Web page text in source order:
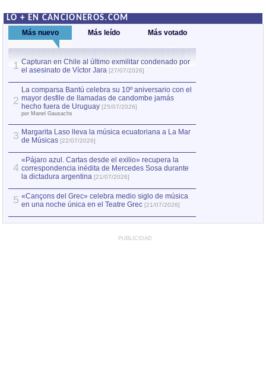
LO + EN CANCIONEROS.COM
Más nuevo Más leído Más votado
1 Capturan en Chile al último exmilitar condenado por
el asesinato de Víctor Jara [27/07/2026]
2
La comparsa Bantú celebra su 10º aniversario con el
mayor desfile de llamadas de candombe jamás
hecho fuera de Uruguay [25/07/2026]
por Manel Gausachs
3 Margarita Laso lleva la música ecuatoriana a La Mar
de Músicas [22/07/2026]
4
«Pájaro azul. Cartas desde el exilio» recupera la
correspondencia inédita de Mercedes Sosa durante
la dictadura argentina [21/07/2026]
5 «Cançons del Grec» celebra medio siglo de música
en una noche única en el Teatre Grec [21/07/2026]
PUBLICIDAD